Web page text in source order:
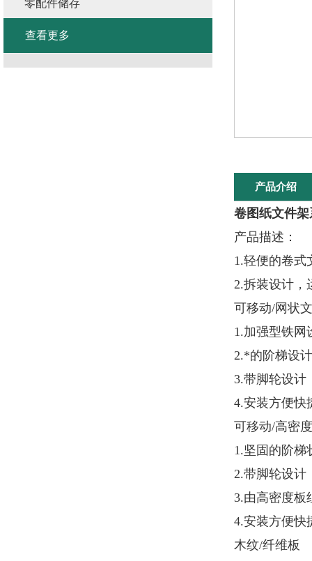
产品介绍
卷图纸文件架
产品描述：
1.轻便的卷式
2.拆装设计，
可移动/网状
1.加强型铁网
2.*的阶梯设
3.带脚轮设计
4.安装方便快
可移动/高密
1.坚固的阶梯
2.带脚轮设计
3.由高密度板
4.安装方便快
木纹/纤维板
零配件储存
查看更多